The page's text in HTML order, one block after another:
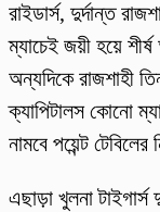
রাইডার্স, দুর্দান্ত
ম্যাচেই জয়ী হয়ে
অন্যদিকে রাজশাহী
ক্যাপিটালস কোনো
নামবে পয়েন্ট
এছাড়া খুলনা